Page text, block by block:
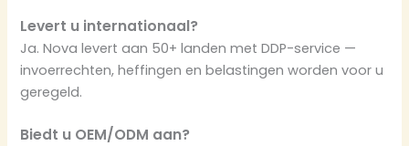
Levert u internationaal?
Ja. Nova levert aan 50+ landen met DDP-service —
invoerrechten, heffingen en belastingen worden voor u
geregeld.
Biedt u OEM/ODM aan?